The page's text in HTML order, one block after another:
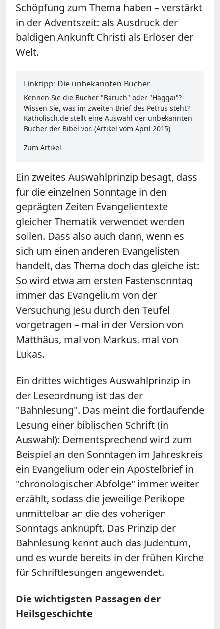
Schöpfung zum Thema haben – verstärkt
in der Adventszeit: als Ausdruck der
baldigen Ankunft Christi als Erlöser der
Welt.
Linktipp: Die unbekannten Bücher
Kennen Sie die Bücher "Baruch" oder "Haggai"?
Wissen Sie, was im zweiten Brief des Petrus steht?
Katholisch.de stellt eine Auswahl der unbekannten
Bücher der Bibel vor. (Artikel vom April 2015)
Zum Artikel
Ein zweites Auswahlprinzip besagt, dass
für die einzelnen Sonntage in den
geprägten Zeiten Evangelientexte
gleicher Thematik verwendet werden
sollen. Dass also auch dann, wenn es
sich um einen anderen Evangelisten
handelt, das Thema doch das gleiche ist:
So wird etwa am ersten Fastensonntag
immer das Evangelium von der
Versuchung Jesu durch den Teufel
vorgetragen – mal in der Version von
Matthäus, mal von Markus, mal von
Lukas.
Ein drittes wichtiges Auswahlprinzip in
der Leseordnung ist das der
"Bahnlesung". Das meint die fortlaufende
Lesung einer biblischen Schrift (in
Auswahl): Dementsprechend wird zum
Beispiel an den Sonntagen im Jahreskreis
ein Evangelium oder ein Apostelbrief in
"chronologischer Abfolge" immer weiter
erzählt, sodass die jeweilige Perikope
unmittelbar an die des voherigen
Sonntags anknüpft. Das Prinzip der
Bahnlesung kennt auch das Judentum,
und es wurde bereits in der frühen Kirche
für Schriftlesungen angewendet.
Die wichtigsten Passagen der
Heilsgeschichte